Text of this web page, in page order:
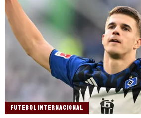
FUTEBOL INTERNACIONAL